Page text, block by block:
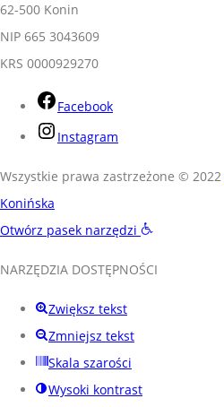
62-500 Konin
NIP 665 3043609
KRS 0000929270
Facebook
Instagram
Wszystkie prawa zastrzeżone © 2022
Konińska
Otwórz pasek narzędzi
NARZĘDZIA DOSTĘPNOŚCI
Zwiększ tekst
Zmniejsz tekst
Skala szarości
Wysoki kontrast